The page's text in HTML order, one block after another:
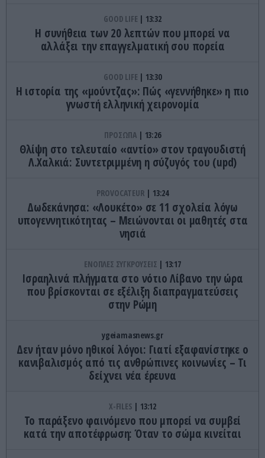
GOOD LIFE 13:32
Η συνήθεια των 20 λεπτών που μπορεί να
αλλάξει την επαγγελματική σου πορεία
GOOD LIFE 13:30
Η ιστορία της «μούντζας»: Πώς «γεννήθηκε» η πιο
γνωστή ελληνική χειρονομία
ΠΡΟΣΩΠΑ 13:26
Θλίψη στο τελευταίο «αντίο» στον τραγουδιστή
Λ.Χαλκιά: Συντετριμμένη η σύζυγός του (upd)
PROVOCATEUR 13:24
Δωδεκάνησα: «Λουκέτο» σε 11 σχολεία λόγω
υπογεννητικότητας – Μειώνονται οι μαθητές στα
νησιά
ΕΝΟΠΛΕΣ ΣΥΓΚΡΟΥΣΕΙΣ 13:17
Ισραηλινά πλήγματα στο νότιο Λίβανο την ώρα
που βρίσκονται σε εξέλιξη διαπραγματεύσεις
στην Ρώμη
ygeiamasnews.gr
Δεν ήταν μόνο ηθικοί λόγοι: Γιατί εξαφανίστηκε ο
κανιβαλισμός από τις ανθρώπινες κοινωνίες – Τι
δείχνει νέα έρευνα
X-FILES 13:12
Το παράξενο φαινόμενο που μπορεί να συμβεί
κατά την αποτέφρωση: Όταν το σώμα κινείται